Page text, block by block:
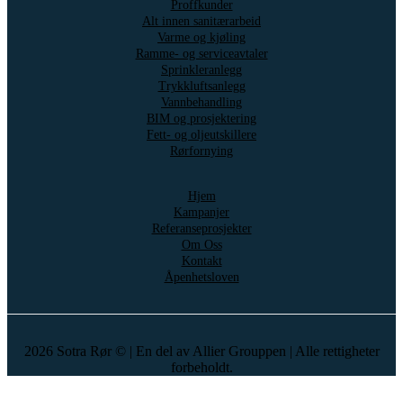
Proffkunder
Alt innen sanitærarbeid
Varme og kjøling
Ramme- og serviceavtaler
Sprinkleranlegg
Trykkluftsanlegg
Vannbehandling
BIM og prosjektering
Fett- og oljeutskillere
Rørfornying
Hjem
Kampanjer
Referanseprosjekter
Om Oss
Kontakt
Åpenhetsloven
2026 Sotra Rør © | En del av Allier Grouppen | Alle rettigheter
forbeholdt.